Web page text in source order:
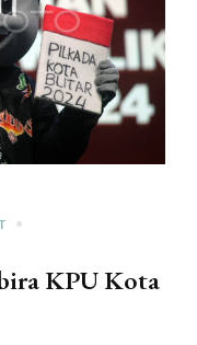
KPU Kota